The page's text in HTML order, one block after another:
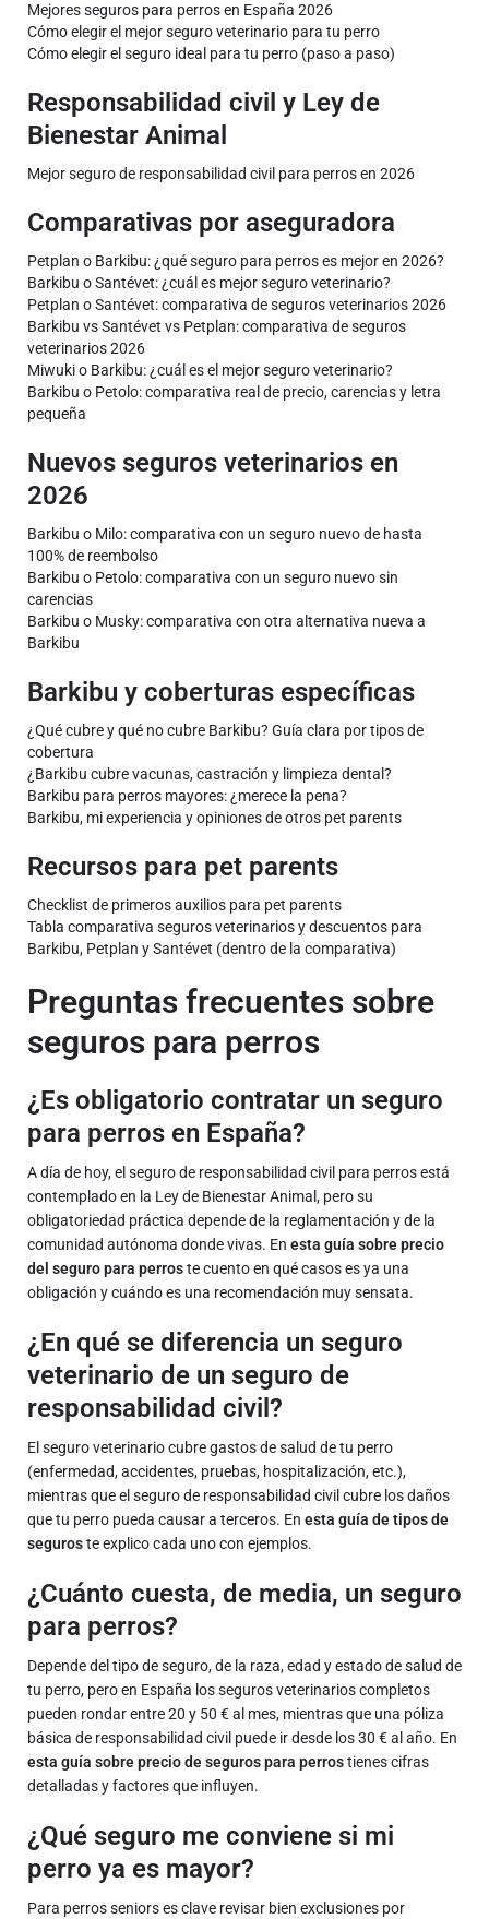
Mejores seguros para perros en España 2026
Cómo elegir el mejor seguro veterinario para tu perro
Cómo elegir el seguro ideal para tu perro (paso a paso)
Responsabilidad civil y Ley de
Bienestar Animal
Mejor seguro de responsabilidad civil para perros en 2026
Comparativas por aseguradora
Petplan o Barkibu: ¿qué seguro para perros es mejor en 2026?
Barkibu o Santévet: ¿cuál es mejor seguro veterinario?
Petplan o Santévet: comparativa de seguros veterinarios 2026
Barkibu vs Santévet vs Petplan: comparativa de seguros
veterinarios 2026
Miwuki o Barkibu: ¿cuál es el mejor seguro veterinario?
Barkibu o Petolo: comparativa real de precio, carencias y letra
pequeña
Nuevos seguros veterinarios en
2026
Barkibu o Milo: comparativa con un seguro nuevo de hasta
100% de reembolso
Barkibu o Petolo: comparativa con un seguro nuevo sin
carencias
Barkibu o Musky: comparativa con otra alternativa nueva a
Barkibu
Barkibu y coberturas específicas
¿Qué cubre y qué no cubre Barkibu? Guía clara por tipos de
cobertura
¿Barkibu cubre vacunas, castración y limpieza dental?
Barkibu para perros mayores: ¿merece la pena?
Barkibu, mi experiencia y opiniones de otros pet parents
Recursos para pet parents
Checklist de primeros auxilios para pet parents
Tabla comparativa seguros veterinarios y descuentos para
Barkibu, Petplan y Santévet (dentro de la comparativa)
Preguntas frecuentes sobre
seguros para perros
¿Es obligatorio contratar un seguro
para perros en España?
A día de hoy, el seguro de responsabilidad civil para perros está
contemplado en la Ley de Bienestar Animal, pero su
obligatoriedad práctica depende de la reglamentación y de la
comunidad autónoma donde vivas. En esta guía sobre precio
del seguro para perroste cuento en qué casos es ya una
obligación y cuándo es una recomendación muy sensata.
¿En qué se diferencia un seguro
veterinario de un seguro de
responsabilidad civil?
El seguro veterinario cubre gastos de salud de tu perro
(enfermedad, accidentes, pruebas, hospitalización, etc.),
mientras que el seguro de responsabilidad civil cubre los daños
que tu perro pueda causar a terceros. En esta guía de tipos de
seguroste explico cada uno con ejemplos.
¿Cuánto cuesta, de media, un seguro
para perros?
Depende del tipo de seguro, de la raza, edad y estado de salud de
tu perro, pero en España los seguros veterinarios completos
pueden rondar entre 20 y 50 € al mes, mientras que una póliza
básica de responsabilidad civil puede ir desde los 30 € al año. En
esta guía sobre precio de seguros para perrostienes cifras
detalladas y factores que influyen.
¿Qué seguro me conviene si mi
perro ya es mayor?
Para perros seniors es clave revisar bien exclusiones por